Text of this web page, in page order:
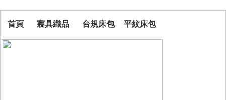
首頁 寢具織品 台規床包 平紋床包